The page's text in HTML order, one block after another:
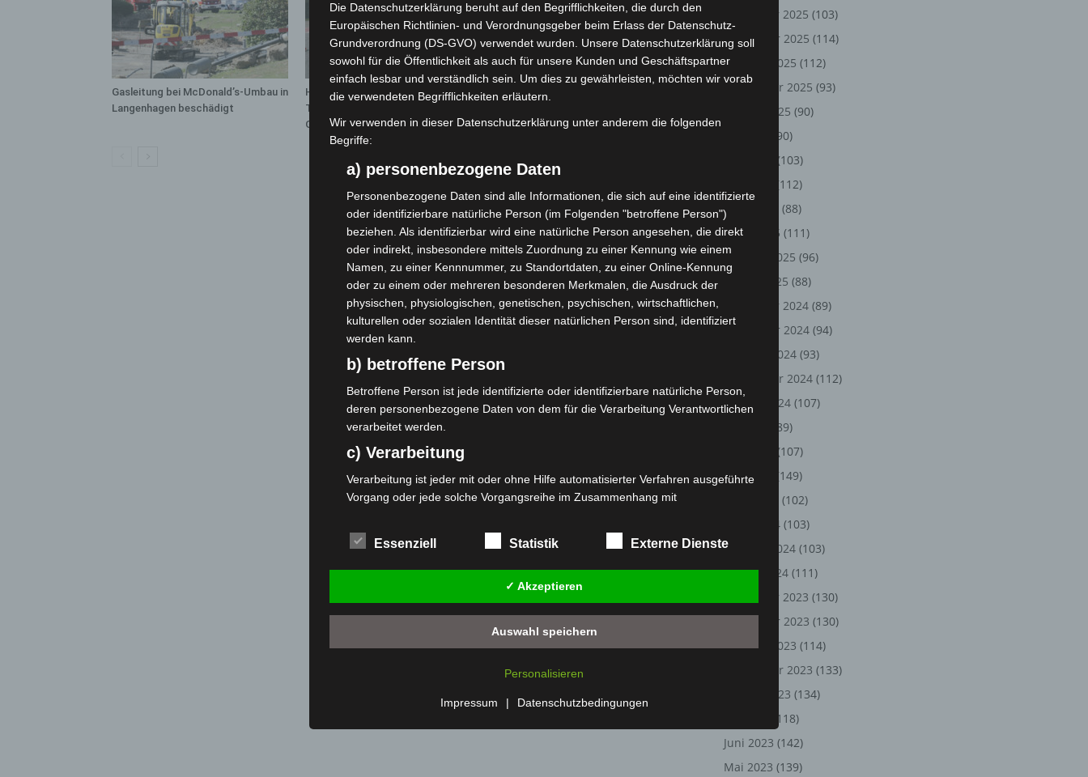
Gasleitung bei McDonald’s-Umbau in
Langenhagen beschädigt
Hannover: Polizei stoppt 166
Trunkenheitsfahrten bei
Großkontrolle
Hannover Klassik Open Air 2026:
Dezember 2025 (103)
November 2025 (114)
Oktober 2025 (112)
September 2025 (93)
August 2025 (90)
(90)
(103)
(112)
April 2025
(88)
März 2025 (111)
Februar 2025 (96)
Januar 2025 (88)
Dezember 2024 (89)
November 2024 (94)
Oktober 2024 (93)
September 2024 (112)
August 2024 (107)
(89)
(107)
Mai 2024
(149)
(102)
März 2024 (103)
Februar 2024 (103)
Januar 2024 (111)
Dezember 2023 (130)
November 2023 (130)
Oktober 2023 (114)
September 2023 (133)
August 2023 (134)
(118)
Juni 2023 (142)
Mai 2023 (139)
Die Datenschutzerklärung beruht auf den Begrifflichkeiten, die durch den
Europäischen Richtlinien- und Verordnungsgeber beim Erlass der Datenschutz-
Grundverordnung (DS-GVO) verwendet wurden. Unsere Datenschutzerklärung soll
sowohl für die Öffentlichkeit als auch für unsere Kunden und Geschäftspartner
einfach lesbar und verständlich sein. Um dies zu gewährleisten, möchten wir vorab
die verwendeten Begrifflichkeiten erläutern.
Wir verwenden in dieser Datenschutzerklärung unter anderem die folgenden
Begriffe:
a) personenbezogene Daten
Personenbezogene Daten sind alle Informationen, die sich auf eine identifizierte
oder identifizierbare natürliche Person (im Folgenden "betroffene Person")
beziehen. Als identifizierbar wird eine natürliche Person angesehen, die direkt
oder indirekt, insbesondere mittels Zuordnung zu einer Kennung wie einem
Namen, zu einer Kennnummer, zu Standortdaten, zu einer Online-Kennung
oder zu einem oder mehreren besonderen Merkmalen, die Ausdruck der
physischen, physiologischen, genetischen, psychischen, wirtschaftlichen,
kulturellen oder sozialen Identität dieser natürlichen Person sind, identifiziert
werden kann.
b) betroffene Person
Betroffene Person ist jede identifizierte oder identifizierbare natürliche Person,
deren personenbezogene Daten von dem für die Verarbeitung Verantwortlichen
verarbeitet werden.
c) Verarbeitung
Verarbeitung ist jeder mit oder ohne Hilfe automatisierter Verfahren ausgeführte
Vorgang oder jede solche Vorgangsreihe im Zusammenhang mit
das Ordnen, die Speicherung, die Anpassung oder Veränderung, das Auslesen,
das Abfragen, die Verwendung, die Offenlegung durch Übermittlung, Verbreitung
oder eine andere Form der Bereitstellung, den Abgleich oder die Verknüpfung,
die Einschränkung, das Löschen oder die Vernichtung.
d) Einschränkung der Verarbeitung
Einschränkung der Verarbeitung ist die Markierung gespeicherter
Profiling ist jede Art der automatisierten Verarbeitung personenbezogener
Daten, die darin besteht, dass diese personenbezogenen Daten verwendet
werden, um bestimmte persönliche Aspekte, die sich auf eine natürliche Person
Essenziell Statistik Externe Dienste
✓ Akzeptieren
Auswahl speichern
Personalisieren
Impressum | Datenschutzbedingungen